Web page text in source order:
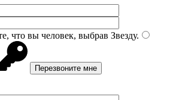
что вы человек, выбрав Звезду.